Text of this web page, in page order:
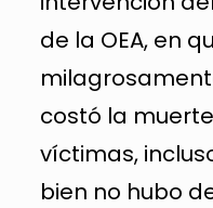
de la OEA, en
costó la
víctimas,
bien no hubo